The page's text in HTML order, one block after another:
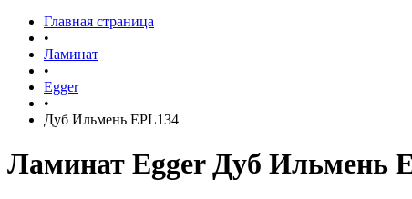
Главная страница
•
Ламинат
•
Egger
•
Дуб Ильмень EPL134
Ламинат Egger Дуб Ильмень